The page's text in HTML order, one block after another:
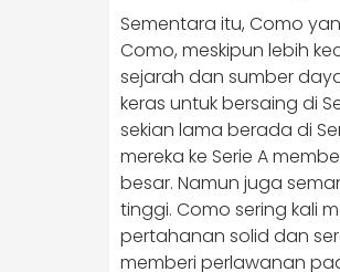
Sementara itu, Como
Como, meskipun lebih
sejarah dan sumber
keras untuk bersaing di
sekian lama berada di
mereka ke Serie A
besar. Namun juga
tinggi. Como sering kali
pertahanan solid dan
memberi perlawanan